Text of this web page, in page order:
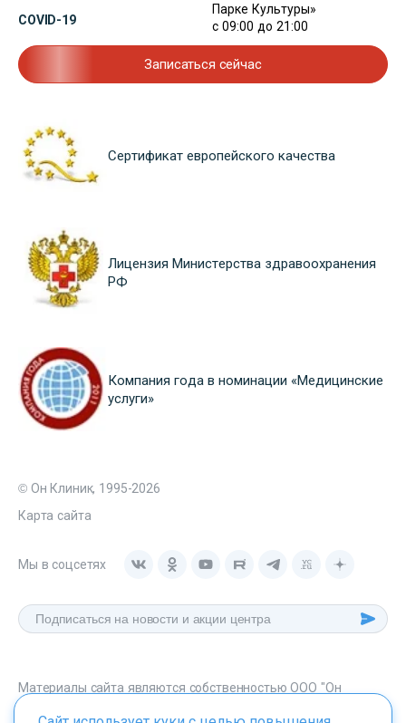
COVID-19
Парке Культуры»
с 09:00 до 21:00
Записаться сейчас
Сертификат европейского качества
Лицензия Министерства здравоохранения
РФ
Компания года в номинации «Медицинские
услуги»
© Он Клиник, 1995-2026
Карта сайта
Мы в соцсетях
Материалы сайта являются собственностью ООО "Он